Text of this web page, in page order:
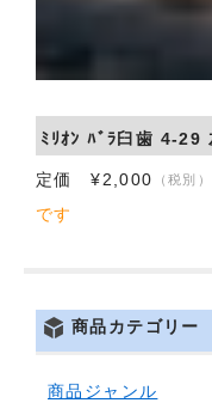
ﾐﾘｵﾝ ﾊﾞﾗ臼歯 4-29
定価 ¥2,000 （税別）
です
商品カテゴリー
商品ジャンル